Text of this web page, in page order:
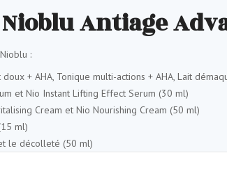
Antiage
:
+ AHA, Tonique multi-actions + AHA, Lait
et Nio Instant Lifting Effect Serum (30 ml)
Cream et Nio Nourishing Cream (50 ml)
ml)
le décolleté (50 ml)